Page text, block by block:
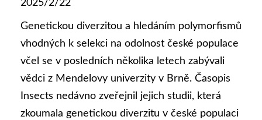
2025/2/22
Genetickou diverzitou a hledáním polymorfismů
vhodných k selekci na odolnost české populace
včel se v posledních několika letech zabývali
vědci z Mendelovy univerzity v Brně. Časopis
Insects nedávno zveřejnil jejich studii, která
zkoumala genetickou diverzitu v české populaci